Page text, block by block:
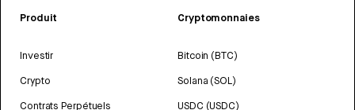
Produit
Investir
Crypto
Contrats Perpétuels
Cryptomonnaies
Bitcoin (BTC)
Solana (SOL)
USDC (USDC)